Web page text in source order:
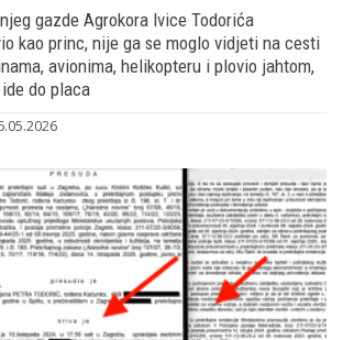
gazde Agrokora Ivice Todorića
kao princ, nije ga se moglo vidjeti na cesti
avionima, helikopteru i plovio jahtom,
do placa